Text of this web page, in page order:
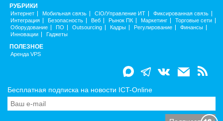
РУБРИКИ
Интернет Мобильная связь CIO/Управление ИТ
Фиксированная связь
Интеграция
Безопасность Веб Рынок ПК Маркетинг
Торговые сети
Оборудование
ПО Outsourcing Кадры Регулирование
Финансы
Инновации
Гаджеты
ПОЛЕЗНОЕ
Аренда VPS
Бесплатная подписка на новости ICT-Online